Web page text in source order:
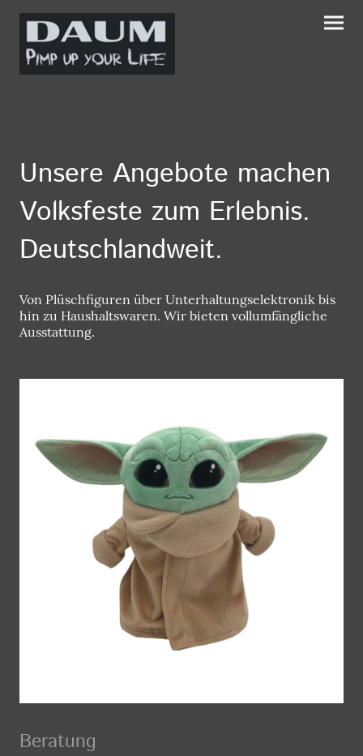
Unsere Angebote machen
Volksfeste zum Erlebnis.
Deutschlandweit.
Von Plüschfiguren über Unterhaltungselektronik bis
hin zu Haushaltswaren. Wir bieten vollumfängliche
Ausstattung.
Beratung